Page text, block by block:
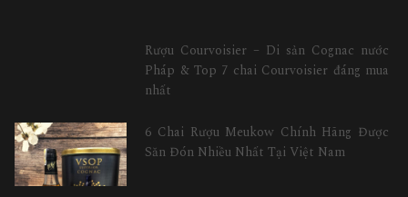
Rượu Courvoisier – Di sản Cognac nước
Pháp & Top 7 chai Courvoisier đáng mua
nhất
6 Chai Rượu Meukow Chính Hãng Được
Săn Đón Nhiều Nhất Tại Việt Nam